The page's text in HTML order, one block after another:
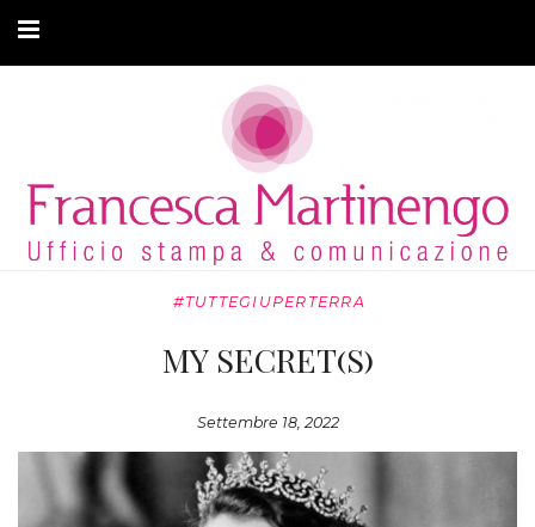
ARTICOLI
MODA ADATTIVA
#TUTTEGIUPERTERRA
MY SECRET(S)
Settembre 18, 2022